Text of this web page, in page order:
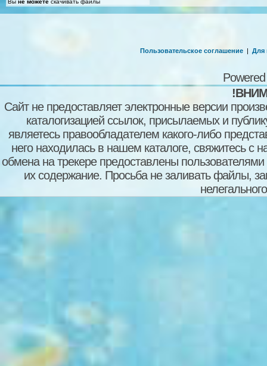
Вы не можете скачивать файлы
Пользовательское соглашение | Для
Сайт не предоставляет электронные версии
каталогизацией ссылок, присылаемых и
являетесь правообладателем какого-либо
него находилась в нашем каталоге, свяжитесь
обмена на трекере предоставлены пользователями
их содержание. Просьба не заливать файлы,